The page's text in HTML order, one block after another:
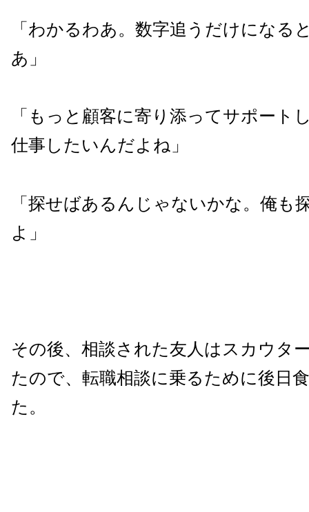
「わかるわあ。数字追うだけになる
あ」
「もっと顧客に寄り添ってサポート
仕事したいんだよね」
「探せばあるんじゃないかな。俺も
よ」
その後、 相談された友人はスカウタ
たので、転職相談に乗るために後日
た。